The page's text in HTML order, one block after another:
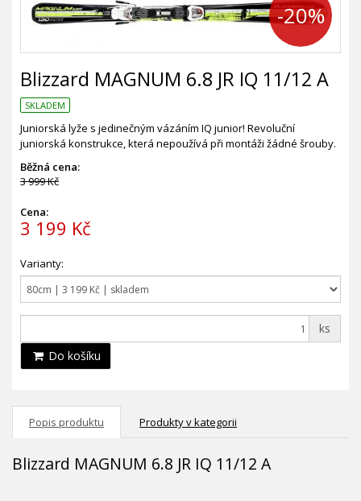
-20%
Blizzard MAGNUM 6.8 JR IQ 11/12 A
SKLADEM
Juniorská lyže s jedinečným vázáním IQ junior! Revoluční
juniorská konstrukce, která nepoužívá při montáži žádné šrouby.
Běžná cena:
3 999 Kč
Cena:
3 199 Kč
Varianty:
ks
Do košíku
Popis produktu Produkty v kategorii
Blizzard MAGNUM 6.8 JR IQ 11/12 A